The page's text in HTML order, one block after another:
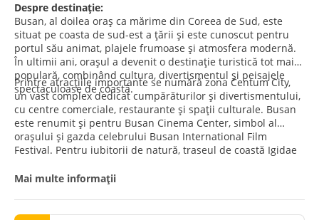
Despre destinație:
Busan, al doilea oraș ca mărime din Coreea de Sud, este
situat pe coasta de sud-est a țării și este cunoscut pentru
portul său animat, plajele frumoase și atmosfera modernă.
În ultimii ani, orașul a devenit o destinație turistică tot mai
populară, combinând cultura, divertismentul și peisajele
spectaculoase de coastă.
Printre atracțiile importante se numără zona Centum City,
un vast complex dedicat cumpărăturilor și divertismentului,
cu centre comerciale, restaurante și spații culturale. Busan
este renumit și pentru Busan Cinema Center, simbol al
orașului și gazda celebrului Busan International Film
Festival. Pentru iubitorii de natură, traseul de coastă Igidae
stâncilor, cu priveliști impresionante asupra oceanului și ale
Mai multe informații